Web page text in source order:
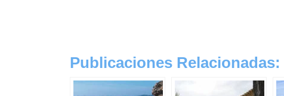
Publicaciones Relacionadas: